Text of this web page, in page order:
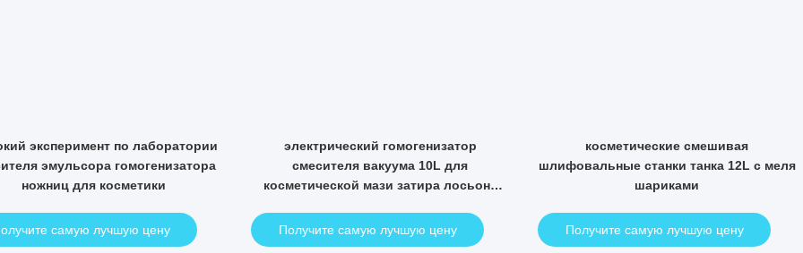
вакуума 100L делая эмульсию
для макияжа красоты косметик
Получите самую лучшую цену
Смеситель вакуума мази затира
лосьона делая эмульсию с топлением
гомогенизатора
Получите самую лучшую цену
косметический смеситель
10000L с гомогенизатором 3phases
циркуляции
Получите самую лучшую цену